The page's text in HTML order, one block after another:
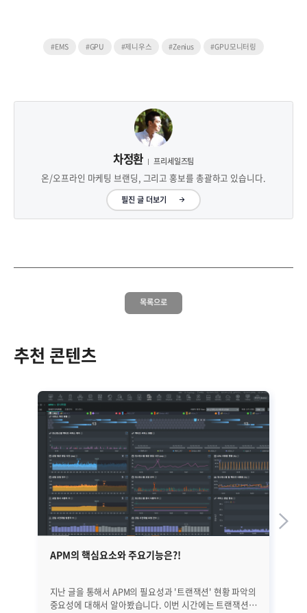
#EMS #GPU #제니우스 #Zenius #GPU모니터링
차정환 프리세일즈팀
온/오프라인 마케팅 브랜딩, 그리고 홍보를 총괄하고 있습니다.
필진 글 더보기
목록으로
추천 콘텐츠
APM의 핵심요소와 주요기능은?!
지난 글을 통해서 APM의 필요성과 '트랜잭션' 현황 파악의
중요성에 대해서 알아봤습니다. 이번 시간에는 트랜잭션을